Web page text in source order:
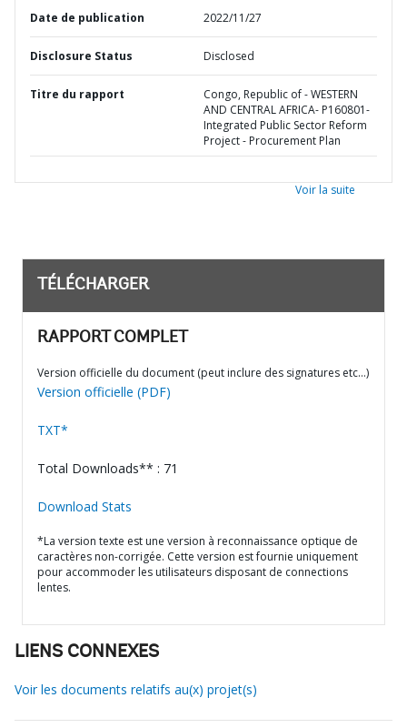
Date de publication 2022/11/27
Disclosure Status Disclosed
Titre du rapport
Congo, Republic of - WESTERN
AND CENTRAL AFRICA- P160801-
Integrated Public Sector Reform
Project - Procurement Plan
Voir la suite
TÉLÉCHARGER
RAPPORT COMPLET
Version officielle du document (peut inclure des signatures etc…)
Version officielle (PDF)
TXT*
Total Downloads** : 71
Download Stats
*La version texte est une version à reconnaissance optique de
caractères non-corrigée. Cette version est fournie uniquement
pour accommoder les utilisateurs disposant de connections
lentes.
LIENS CONNEXES
Voir les documents relatifs au(x) projet(s)